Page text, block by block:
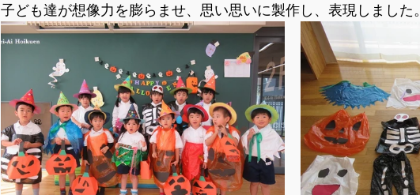
子ども達が想像力を膨らませ、思い思いに製作し、表現しました。